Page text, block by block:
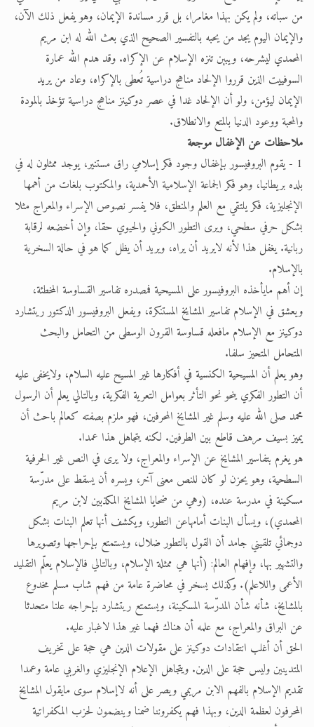
من سباته، ولم يكن بهذا مغامرا، بل قرر مساندة الإيمان، وهو يفعل ذلك الآن،
والإيمان اليوم يجد من يحبه بالتفسير الصحيح الذي بعث الله له ابن مريم
المحمدي ليشرحه، ويبين تنزه الإسلام عن الإكراه. وقد هدم الله عمارة
السوفييت الذين قرروا الإلحاد مناهج دراسية تُعطى بالإكراه، وعاد من يريد
الإيمان ليؤمن، ولو أن الإلحاد غدا في عصر دوكينز مناهج دراسية تؤخذ بالمودة
والمحبة ووعود الدنيا بالمتع والانطلاق.
ملاحظات عن الإغفال موجعة
1 - يقوم البروفيسور بإغفال وجود فكر إسلامي راق مستنير، يوجد ممثلون له في
بلده بريطانيا، وهو فكر الجماعة الإسلامية الأحمدية، والمكتوب بلغات من أهمها
الإنجليزية، فكر يلتقي مع العلم والمنطق، فلا يفسر نصوص الإسراء والمعراج مثلا
بشكل حرفي سطحي، ويرى التطور الكوني والحيوي حقا، وإن أخضعه لرقابة
ربانية. يغفل هذا لأنه لايريد أن يراه، ويريد أن يظل كما هو في حالة السخرية
بالإسلام.
إن أهم مايأخذه البروفيسور على المسيحية فمصدره تفاسير القساوسة المخطئة،
ويعشق في الإسلام تفاسير المشايخ المستنكرة، ويفعل البروفيسور الدكتور ريتشارد
دوكينز مع الإسلام مافعله قساوسة القرون الوسطى من التحامل والبحث
المتحامل المتحيز سلفا.
وهو يعلم أن المسيحية الكنسية في أفكارها غير المسيح عليه السلام، ولايخفى عليه
أن التطور الفكري ينحو نحو التأثر بعوامل التعرية الفكرية، وبالتالي يعلم أن الرسول
محمد صلى الله عليه وسلم غير المشايخ المحرفين، فهو ملزم بصفته كعالم باحث أن
يميز بسيف مرهف قاطع بين الطرفين. لكنه يتجاهل هذا عمدا.
هو يغرم بتفاسير المشايخ عن الإسراء والمعراج، ولا يرى في النص غير الحرفية
السطحية، وهو يحزن لو كان للنص معنى آخر، ويسره أن يسقط على مدرّسة
مسكينة في مدرسة عنده، (وهي من ضحايا المشايخ المكذبين لابن مريم
المحمدي)، ويسأل البنات أمامهاعن التطور، ويكشف أنها تعلم البنات بشكل
دوجمائي تلقيني جامد أن القول بالتطور ضلال، ويستمتع بإحراجها وتصويرها
والتشهير بها، وإفهام العالم: (أنها هي ممثلة الإسلام، وبالتالي فالإسلام يعلّم التقليد
الأعمى واللاعلم). وكذلك يسخر في محاضرة عامة من فهم شاب مسلم مخدوع
بالمشايخ، شأنه شأن المدرّسة المسكينة، ويستمتع ريتشارد بإحراجه علنا متحدثا
عن البراق والمعراج، مع علمه أن هناك فهما غير هذا لاغبار عليه.
الحق أن أغلب انتقادات دوكينز على مقولات الدين هي حجة على تخريف
المتدينين وليس حجة على الدين. ويتجاهل الإعلام الإنجليزي والغربي عامة وعمدا
تقديم الإسلام بالفهم الابن مريمي ويصر على أنه لاإسلام سوى مايقول المشايخ
المحرفون لعظمة الدين، وبهذا فهم يكفروننا ضمنا وينضمون لحزب المكفراتية